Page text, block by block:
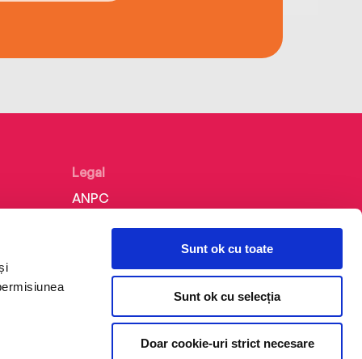
Sunt ok cu toate
Sunt ok cu selecția
Doar cookie-uri strict necesare
Legal
ANPC
Politica de confidențialitate
Termeni și condiții